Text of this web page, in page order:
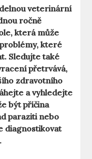
veterinární
ročně
která může
které
Sledujte také
přetrvává,
zdravotního
a vyhledejte
být příčina
paraziti nebo
diagnostikovat